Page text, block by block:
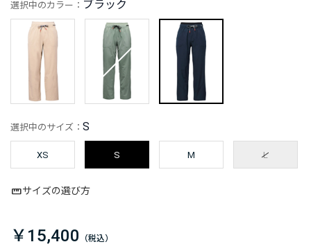
選択中のカラー： ブラック
選択中のサイズ： S
XS S M L
サイズの選び方
￥15,400